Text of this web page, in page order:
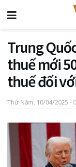
Trung
thuế mới
thuế đối
Thứ Năm, 10/04/2025 -